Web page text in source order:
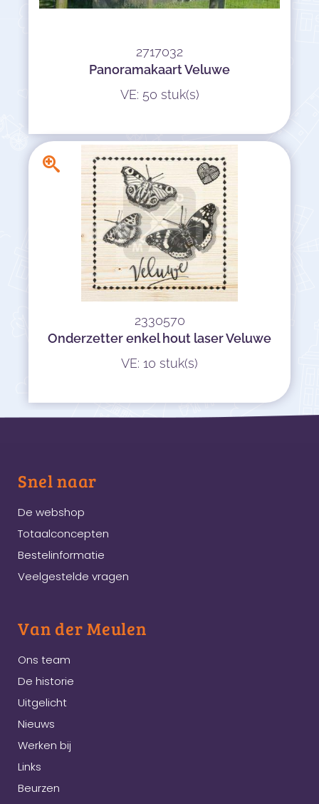
2717032
Panoramakaart Veluwe
VE: 50 stuk(s)
2330570
Onderzetter enkel hout laser Veluwe
VE: 10 stuk(s)
Snel naar
De webshop
Totaalconcepten
Bestelinformatie
Veelgestelde vragen
Van der Meulen
Ons team
De historie
Uitgelicht
Nieuws
Werken bij
Links
Beurzen